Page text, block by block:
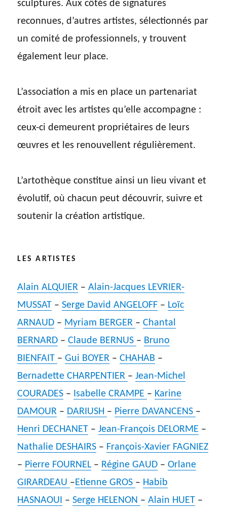
sculptures. Aux côtés de signatures
reconnues, d’autres artistes, sélectionnés par
un comité de professionnels, y trouvent
également leur place.
L’association a mis en place un partenariat
étroit avec les artistes qu’elle accompagne :
ceux-ci demeurent propriétaires de leurs
œuvres et les renouvellent régulièrement.
L’artothèque constitue ainsi un lieu vivant et
évolutif, où chacun peut découvrir, suivre et
soutenir la création artistique.
LES ARTISTES
Alain ALQUIER –Alain-Jacques LEVRIER-
MUSSAT –Serge David ANGELOFF – Loïc
ARNAUD – Myriam BERGER –Chantal
BERNARD –Claude BERNUS – Bruno
BIENFAIT –Gui BOYER –CHAHAB –
Bernadette CHARPENTIER –Jean-Michel
COURADES – Isabelle CRAMPE – Karine
DAMOUR – DARIUSH – Pierre DAVANCENS –
Henri DECHANET –Jean-François DELORME –
Nathalie DESHAIRS – François-Xavier FAGNIEZ
– Pierre FOURNEL – Régine GAUD –Orlane
GIRARDEAU – Etienne GROS – Habib
HASNAOUI –Serge HELENON –Alain HUET –